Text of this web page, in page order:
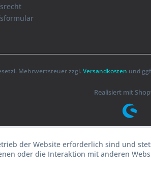
Mehrwertsteuer zzgl. Versandkosten und
Realisiert mit
der Website erforderlich sind und
oder die Interaktion mit anderen